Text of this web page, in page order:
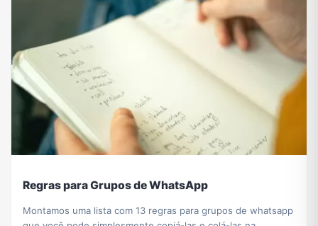
Regras para Grupos de WhatsApp
Montamos uma lista com 13 regras para grupos de whatsapp